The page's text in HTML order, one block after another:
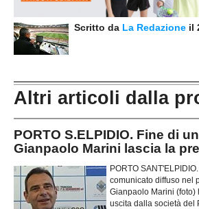
Scritto da La Redazione il
Altri articoli dalla
PORTO S.ELPIDIO. Fine di
Gianpaolo Marini lascia la
PORTO
comunicato diffuso nel
Gianpaolo Marini (foto)
uscita dalla società del